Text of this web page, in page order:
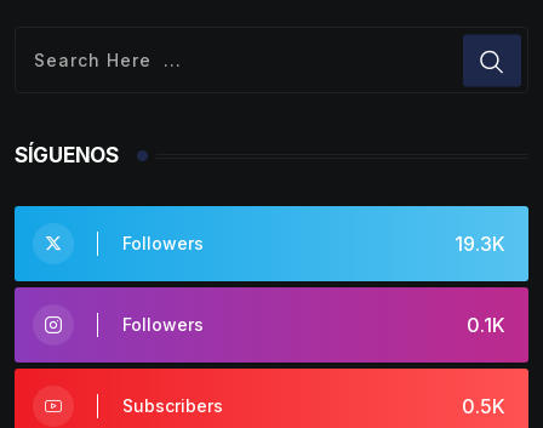
SÍGUENOS
19.3K
Followers
0.1K
Followers
0.5K
Subscribers